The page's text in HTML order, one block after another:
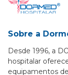
Sobre a
Desde 1996, a
hospitalar
equipamentos